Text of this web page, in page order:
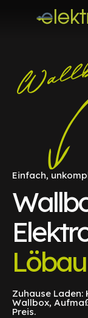
Einfach,
Löbau
Zuhause
Wallbox,
Preis.